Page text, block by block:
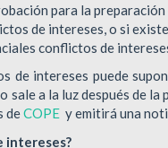
para la preparación
de intereses, o si
conflictos de
de intereses puede
a la luz después de
deCOPE y emitirá una
intereses?